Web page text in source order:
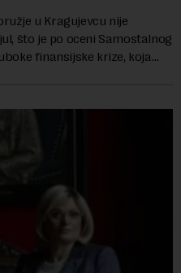
u Kragujevcu nije
što je po oceni Samostalnog
finansijske krize, koja